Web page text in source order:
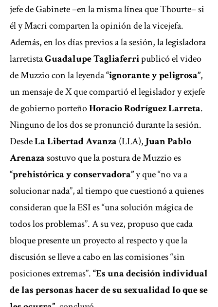
jefe de Gabinete –en la misma línea que Thourte– si
él y Macri comparten la opinión de la vicejefa.
Además, en los días previos a la sesión, la legisladora
larretistaGuadalupe Tagliaferripublicó el video
de Muzzio con la leyenda“ignorante y peligrosa”,
un mensaje de X que compartió el legislador yexjefe
de gobierno porteñoHoracio Rodríguez Larreta.
Ninguno de los dos se pronunció durante la sesión.
DesdeLa Libertad Avanza (LLA), Juan Pablo
Arenazasostuvo que la postura de Muzzio es
“prehistórica y conservadora”y que “no va a
solucionar nada”, al tiempo que cuestionó a quienes
consideran que la ESI es “una solución mágica de
todos los problemas”. A su vez, propuso que cada
bloque presente un proyecto al respecto y que la
discusión se lleve a cabo en las comisiones “sin
posiciones extremas”.“Es una decisión individual
de las personas hacer de su sexualidad lo que se